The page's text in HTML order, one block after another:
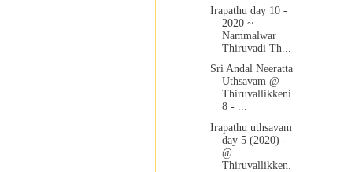
Irapathu day 10 -
2020 ~ –
Nammalwar
Thiruvadi Th...
Sri Andal Neeratta
Uthsavam @
Thiruvallikkeni
8 - ...
Irapathu uthsavam
day 5 (2020) -
@
Thiruvallikken.